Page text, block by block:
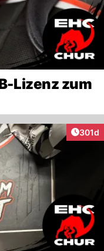
Lizenz zum
301d